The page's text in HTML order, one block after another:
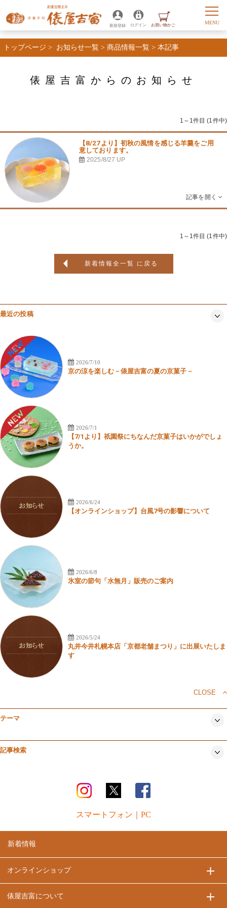
トップページ > お知らせ一覧 > 商品情報一覧 > 本記事
俵屋吉富からのお知らせ
1～1件目 (1件中)
【8/27より】初秋の風情を感じる羊羹をご用
意しております。
2025/8/27 UP
1～1件目 (1件中)
新着情報全一覧 に戻る
最近の投稿
2026/7/10
京の涼を楽しむ－俵屋吉富の夏の京菓子－
2026/7/1
【7/1より】祇園祭にちなんだ京菓子はいかがでしょ
うか。
2026/6/24
【オンラインショップ】台風7号の影響について
2026/6/8
氷室の節句「水無月」販売のご案内
2026/5/24
丸井今井札幌本店「京都老舗まつり」に出展いたしま
す
CLOSE
テーマ
記事検索
スマートフォン PC
新着情報
オンラインショップ
俵屋吉富について